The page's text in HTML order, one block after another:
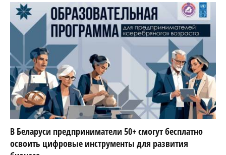
В Беларуси предприниматели 50+ смогут бесплатно
освоить цифровые инструменты для развития